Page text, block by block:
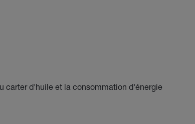
carter d'huile et la consommation d'énergie